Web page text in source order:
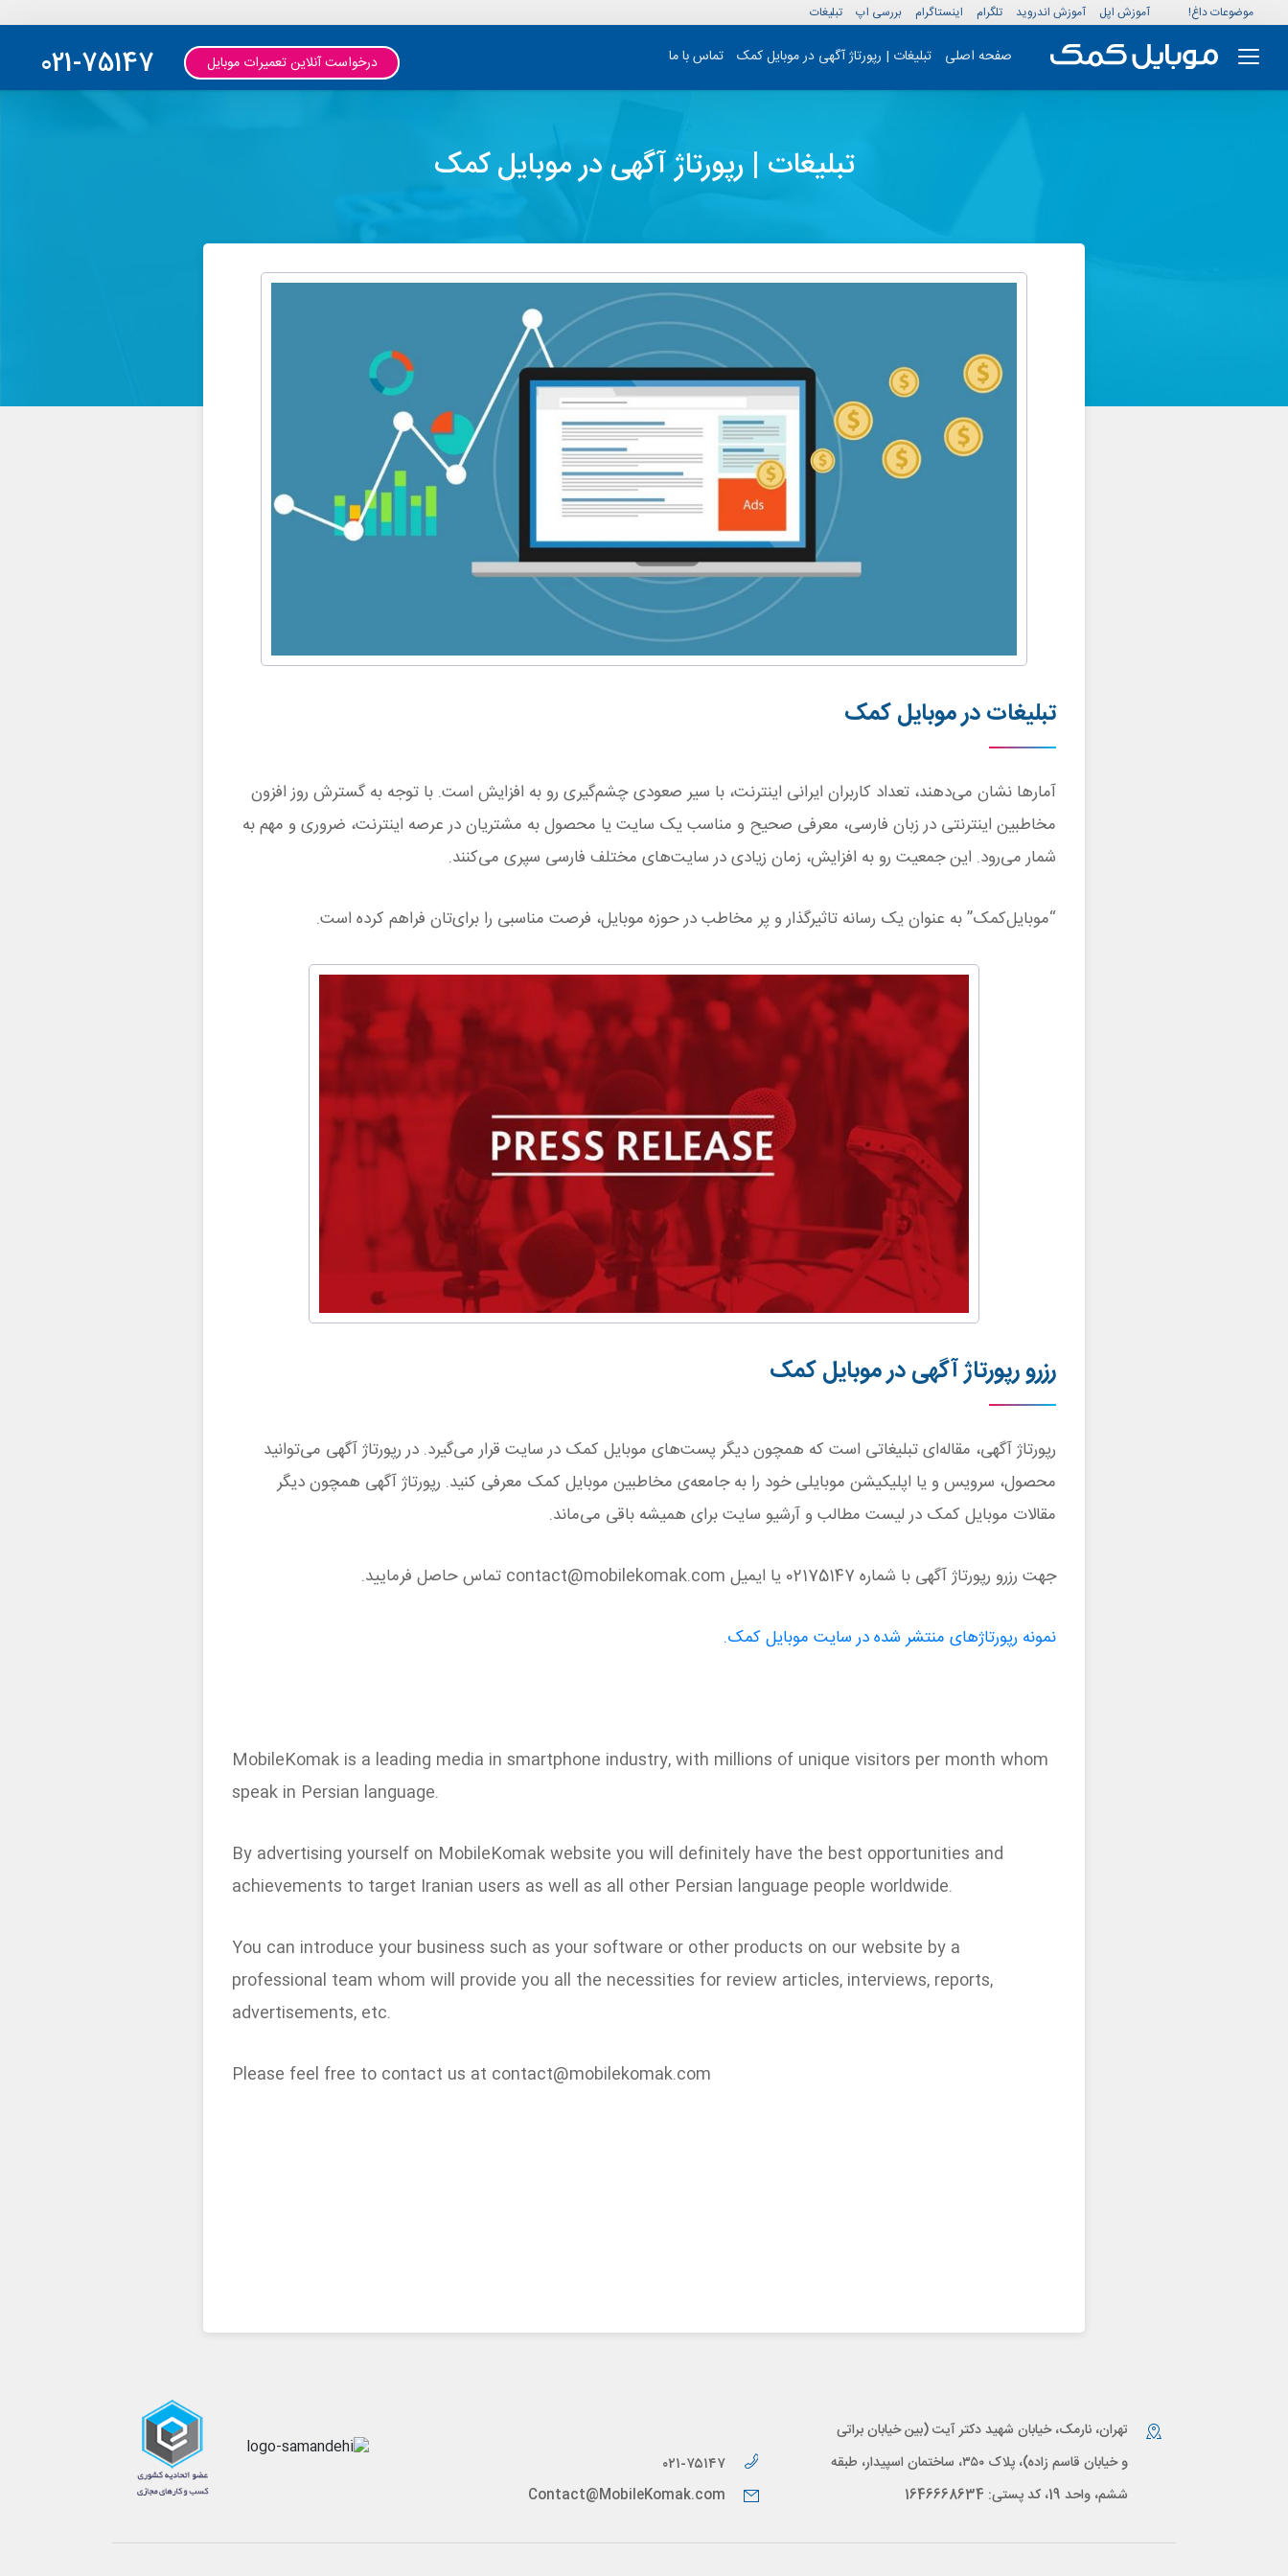
موضوعات داغ! آموزش اپل آموزش اندروید تلگرام اینستاگرام بررسی اپ تبلیغات
صفحه اصلی تبلیغات | رپورتاژ آگهی در موبایل کمک تماس با ما 021-75147 درخواست آنلاین تعمیرات موبایل
تبلیغات | رپورتاژ آگهی در موبایل کمک
تبلیغات در موبایل کمک
آمارها نشان می‌دهند، تعداد کاربران ایرانی اینترنت، با سیر صعودی چشم‌گیری رو به افزایش است. با توجه به گسترش روز افزون
مخاطبین اینترنتی در زبان فارسی، معرفی صحیح و مناسب یک سایت یا محصول به مشتریان در عرصه اینترنت، ضروری و مهم به
شمار می‌رود. این جمعیت رو به افزایش، زمان زیادی در سایت‌های مختلف فارسی سپری می‌کنند.
“موبایل‌کمک” به عنوان یک رسانه تاثیرگذار و پر مخاطب در حوزه موبایل، فرصت مناسبی را برای‌تان فراهم کرده است.
رزرو رپورتاژ آگهی در موبایل کمک
رپورتاژ آگهی، مقاله‌ای تبلیغاتی است که همچون دیگر پست‌های موبایل کمک در سایت قرار می‌گیرد. در رپورتاژ آگهی می‌توانید
محصول، سرویس و یا اپلیکیشن موبایلی خود را به جامعه‌ی مخاطبین موبایل کمک معرفی کنید. رپورتاژ آگهی همچون دیگر
مقالات موبایل کمک در لیست مطالب و آرشیو سایت برای همیشه باقی می‌ماند.
جهت رزرو رپورتاژ آگهی با شماره‌‌ 02175147 یا ایمیل contact@mobilekomak.com تماس حاصل فرمایید.
نمونه رپورتاژهای منتشر شده در سایت موبایل کمک.
MobileKomak is a leading media in smartphone industry, with millions of unique visitors per month whom
speak in Persian language.
By advertising yourself on MobileKomak website you will definitely have the best opportunities and
achievements to target Iranian users as well as all other Persian language people worldwide.
You can introduce your business such as your software or other products on our website by a
professional team whom will provide you all the necessities for review articles, interviews, reports,
advertisements, etc.
Please feel free to contact us at contact@mobilekomak.com
تهران، نارمک، خیابان شهید دکتر آیت (بین خیابان براتی
و خیابان قاسم زاده)، پلاک ۳۵۰، ساختمان اسپیدار، طبقه
ششم، واحد 19، کد پستی: 1646668634
۰۲۱-۷۵۱۴۷
Contact@MobileKomak.com